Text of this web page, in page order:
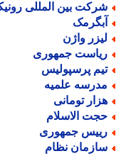
بین المللی رونیکس
واژن
جمهوری
پرسپولیس
علمیه
تومانی
الاسلام
جمهوری
نظام